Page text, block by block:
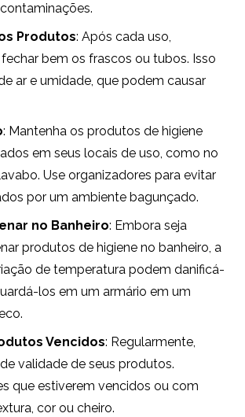
Produtos: Após cada uso,
bem os frascos ou tubos. Isso
ar e umidade, que podem causar
: Mantenha os produtos de higiene
em seus locais de uso, como no
Use organizadores para evitar
por um ambiente bagunçado.
no Banheiro: Embora seja
produtos de higiene no banheiro, a
de temperatura podem danificá-
los em um armário em um
Vencidos: Regularmente,
validade de seus produtos.
que estiverem vencidos ou com
cor ou cheiro.